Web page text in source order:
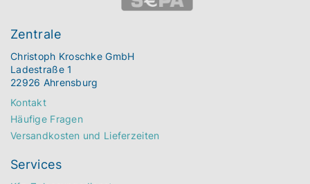
Zentrale
Christoph Kroschke GmbH
Ladestraße 1
22926 Ahrensburg
Kontakt
Häufige Fragen
Versandkosten und Lieferzeiten
Services